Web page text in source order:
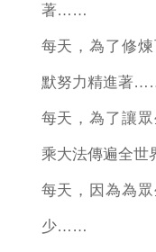
著……
每天，為了修
默努力精進著
每天，為了讓
乘大法傳遍全
每天，因為為
少……